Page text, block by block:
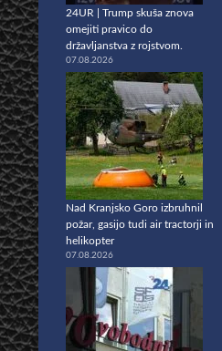
24UR | Trump skuša znova
omejiti pravico do
državljanstva z rojstvom.
07.08.2026
Nad Kranjsko Goro izbruhnil
požar, gasijo tudi air tractorji in
helikopter
07.08.2026